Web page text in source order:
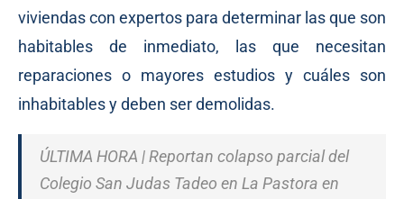
viviendas con expertos para determinar las que son
habitables de inmediato, las que necesitan
reparaciones o mayores estudios y cuáles son
inhabitables y deben ser demolidas.
ÚLTIMA HORA | Reportan colapso parcial del
Colegio San Judas Tadeo en La Pastora en